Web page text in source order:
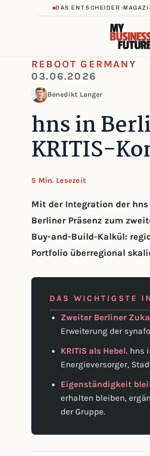
REBOOT GERMANY
03.06.2026
Benedikt Langer
hns in
KRITIS-
5 Min. Lesezeit
Mit der Integration der
Berliner Präsenz zum
Buy-and-Build-Kalkül:
Portfolio überregional
DAS WICHTIGSTE
Zweiter Berliner
Erweiterung der
KRITIS als Hebel. hns
Energieversorger,
Eigenständigkeit
erhalten bleiben,
der Gruppe.
DAS ENTSCHEIDER-